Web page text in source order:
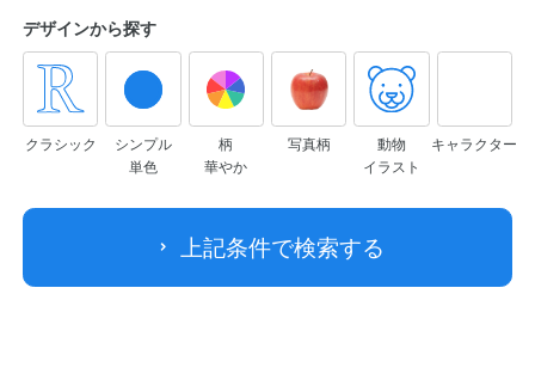
デザインから探す
クラシック
シンプル
単色
柄
華やか
写真柄
動物
イラスト
キャラクター
上記条件で検索する